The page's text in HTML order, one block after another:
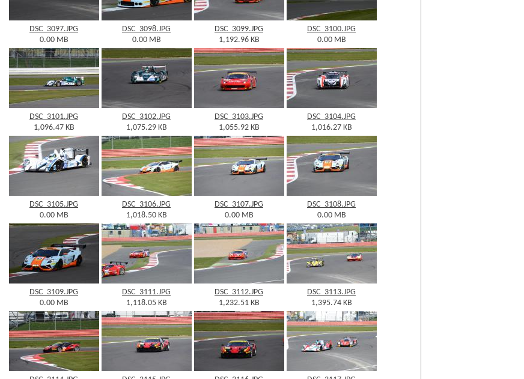
DSC_3097.JPG
0.00 MB
DSC_3098.JPG
0.00 MB
DSC_3099.JPG
1,192.96 KB
DSC_3100.JPG
0.00 MB
DSC_3101.JPG
1,096.47 KB
DSC_3102.JPG
1,075.29 KB
DSC_3103.JPG
1,055.92 KB
DSC_3104.JPG
1,016.27 KB
DSC_3105.JPG
0.00 MB
DSC_3106.JPG
1,018.50 KB
DSC_3107.JPG
0.00 MB
DSC_3108.JPG
0.00 MB
DSC_3109.JPG
0.00 MB
DSC_3111.JPG
1,118.05 KB
DSC_3112.JPG
1,232.51 KB
DSC_3113.JPG
1,395.74 KB